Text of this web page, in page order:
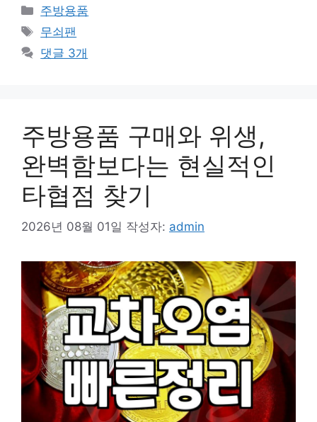
카
테
리
주방용품
태
그
무쇠팬
댓글 3개
주방용품 구매와 위생,
완벽함보다는 현실적인
타협점 찾기
2026년 08월 01일 작성자: admin